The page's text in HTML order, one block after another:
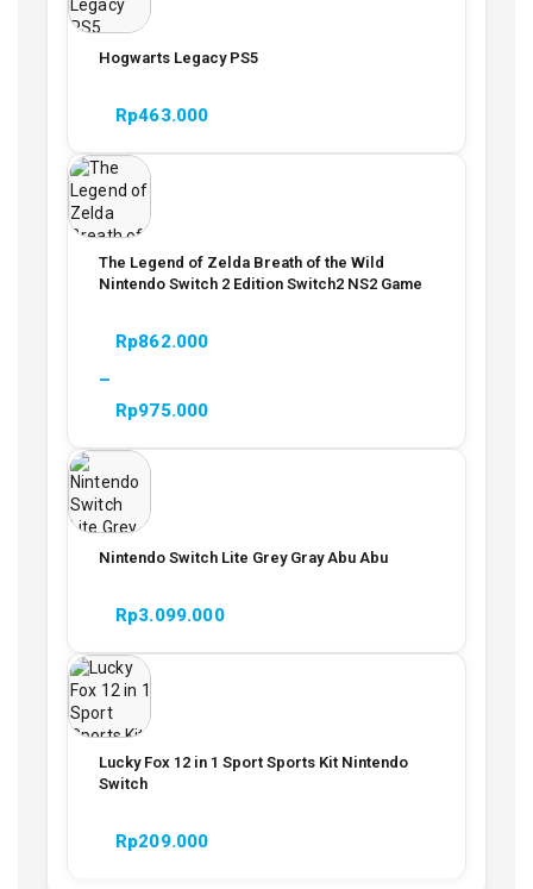
Hogwarts Legacy PS5
Rp463.000
The Legend of Zelda Breath of the Wild
Nintendo Switch 2 Edition Switch2 NS2 Game
Rp862.000
–
Rp975.000
Nintendo Switch Lite Grey Gray Abu Abu
Rp3.099.000
Lucky Fox 12 in 1 Sport Sports Kit Nintendo
Switch
Rp209.000